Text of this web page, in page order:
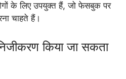
के लिए उपयुक्त हैं, जो फेसबुक पर
चाहते हैं।
किया जा सकता